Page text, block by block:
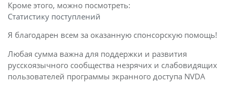
Кроме этого, можно посмотреть:
Статистику поступлений
Я благодарен всем за оказанную спонсорскую помощь!
Любая сумма важна для поддержки и развития
русскоязычного сообщества незрячих и слабовидящих
пользователей программы экранного доступа NVDA